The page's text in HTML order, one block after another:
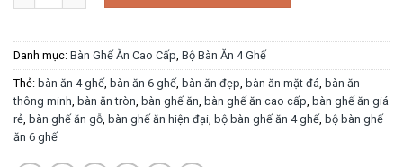
Danh mục: Bàn Ghế Ăn Cao Cấp, Bộ Bàn Ăn 4 Ghế
Thẻ: bàn ăn 4 ghế, bàn ăn 6 ghế, bàn ăn đẹp, bàn ăn mặt đá, bàn ăn
thông minh, bàn ăn tròn, bàn ghế ăn, bàn ghế ăn cao cấp, bàn ghế ăn giá
rẻ, bàn ghế ăn gỗ, bàn ghế ăn hiện đại, bộ bàn ghế ăn 4 ghế, bộ bàn ghế
ăn 6 ghế